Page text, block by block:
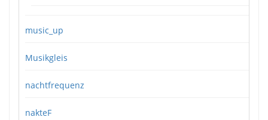
music_up
Musikgleis
nachtfrequenz
nakteF